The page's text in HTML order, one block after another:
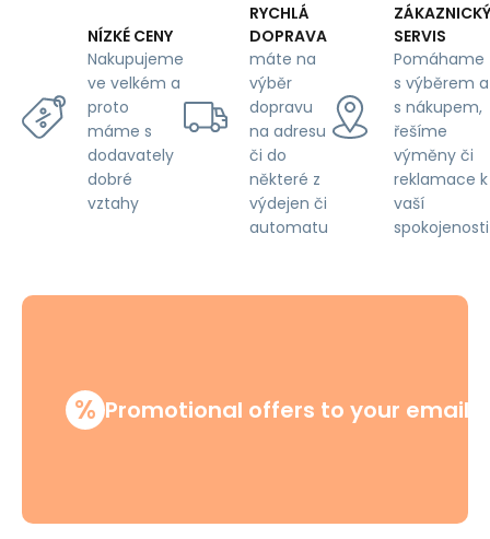
NÍZKÉ CENY
Nakupujeme
ve velkém a
proto
máme s
dodavately
dobré
vztahy
RYCHLÁ
DOPRAVA
máte na
výběr
dopravu
na adresu
či do
některé z
výdejen či
automatu
ZÁKAZNICKÝ
SERVIS
Pomáhame
s výběrem a
s nákupem,
řešíme
výměny či
reklamace k
vaší
spokojenosti
% Promotional offers to your email